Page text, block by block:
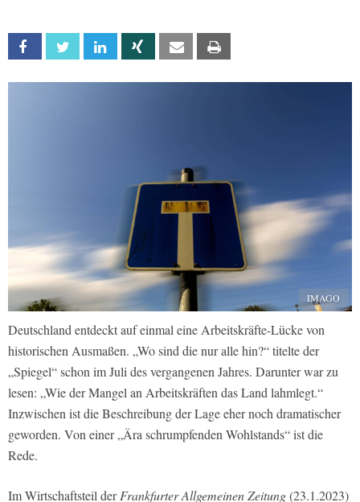
Facebook Twitter Linkedin Xing Email
IMAGO
Deutschland entdeckt auf einmal eine Arbeitskräfte-Lücke von
historischen Ausmaßen. „Wo sind die nur alle hin?“ titelte der
„Spiegel“ schon im Juli des vergangenen Jahres. Darunter war zu
lesen: „Wie der Mangel an Arbeitskräften das Land lahmlegt.“
Inzwischen ist die Beschreibung der Lage eher noch dramatischer
geworden. Von einer „Ära schrumpfenden Wohlstands“ ist die
Rede.
Im Wirtschaftsteil derFrankfurter Allgemeinen Zeitung(23.1.2023)